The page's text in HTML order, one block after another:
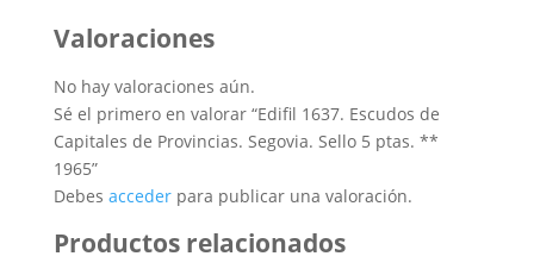
Valoraciones
No hay valoraciones aún.
Sé el primero en valorar “Edifil 1637. Escudos de
Capitales de Provincias. Segovia. Sello 5 ptas. **
1965”
Debes accederpara publicar una valoración.
Productos relacionados